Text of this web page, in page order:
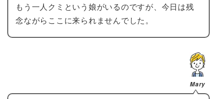
もう一人クミという娘がいるのですが、今日は残
念ながらここに来られませんでした。
Mary